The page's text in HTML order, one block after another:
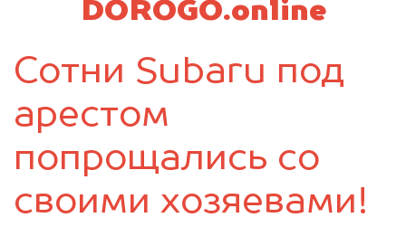
DOROGO.online
Сотни Subaru под
арестом
попрощались со
своими хозяевами!